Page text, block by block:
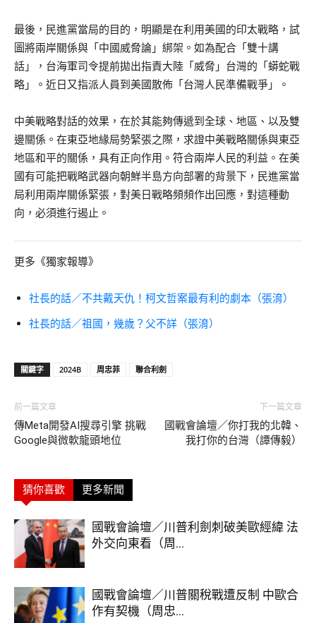
最後，民進黨當局的目的，明顯是在利用美國的印太戰略，試
圖將兩岸關係與「中國威脅論」綁架。如為配合「雙十講
話」，台海軍司令提前拋出指責大陸「威脅」台灣的「蟒蛇戰
略」。近日又指派人員到美國散佈「台灣人民準備戰爭」。
中美戰略對話的效果，在於其能夠傳遞到全球、地區、以及雙
邊關係。在東亞地緣局勢緊張之際，求證中美戰略關係與東亞
地區和平的關係，具有正向作用。符合兩岸人民的利益。在美
國有可能把戰略武器向朝鮮半島方向部署的背景下，民進黨當
局利用兩岸關係緊張，對美日戰略頻頻作出回應，對這種動
向，必須進行遏止。
更多《獨家報導》
社長的話／不共戴天仇！柯文哲案最有利的劇本（張淯）
社長的話／祖國，幾歲？父不詳（張淯）
關鍵字 2024B 周忠菲 聯合利劍
前一篇文章
傳Meta開發AI搜尋引擎 挑戰
Google與微軟龍頭地位
下一篇文章
國戰會論壇／你打我的北韓、
我打你的台灣（譚傳毅）
猜你喜歡 更多新聞
國戰會論壇／川普利劍刺破美歐經緯 法
外交向東看（周...
國戰會論壇／川普關稅戰遭反制 中歐合
作有契機（周忠...